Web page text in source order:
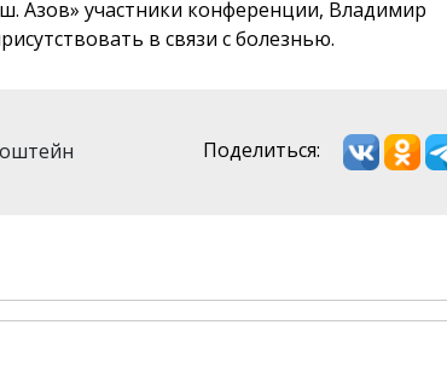
Азов» участники конференции, Владимир
в связи с болезнью.
Поделиться: